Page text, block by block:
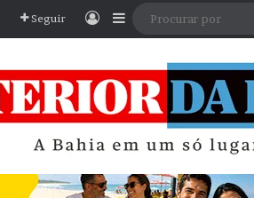
Seguir EntrarBarra Lateral